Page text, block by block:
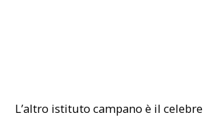
L’altro istituto campano è il celebre